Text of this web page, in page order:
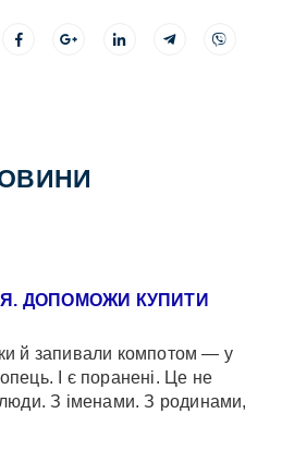
ДОПОМОЖИ КУПИТИ
й запивали компотом — у
І є поранені. Це не
З іменами. З родинами,